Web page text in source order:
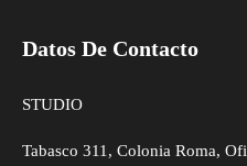
Datos De Contacto
STUDIO
Tabasco 311, Colonia Roma,